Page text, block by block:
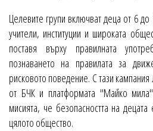
Целевите групи включват деца от 6
учители, институции и широката
поставя върху правилната
познаването на правилата за
рисковото поведение. С тази
от БЧК и платформата "Майко
мисията, че безопасността на
цялото общество.